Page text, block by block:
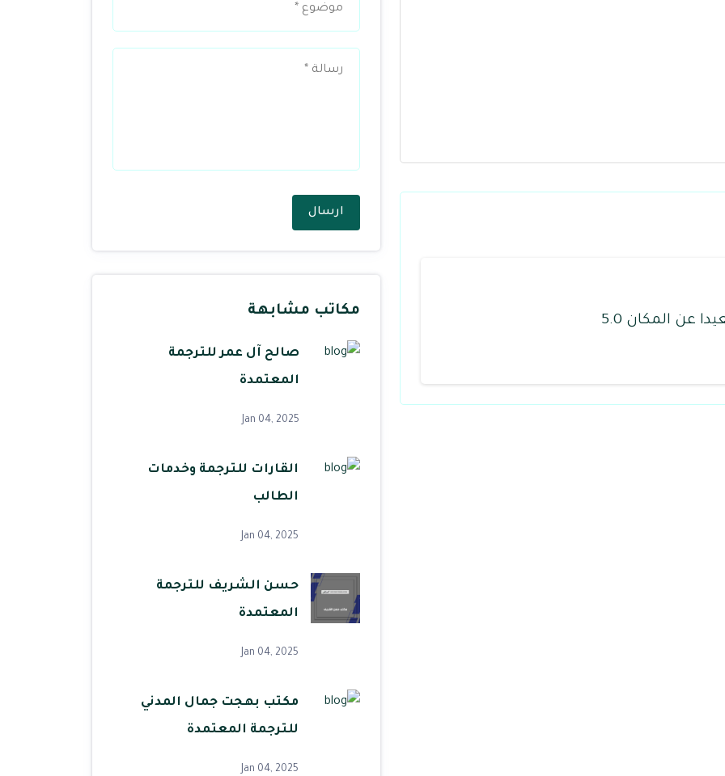
عن المكان 5.0
ارسال
مكاتب مشابهة
صالح آل عمر للترجمة
المعتمدة
Jan 04, 2025
القارات للترجمة وخدمات
الطالب
Jan 04, 2025
حسن الشريف للترجمة
المعتمدة
Jan 04, 2025
مكتب بهجت جمال المدني
للترجمة المعتمدة
Jan 04, 2025